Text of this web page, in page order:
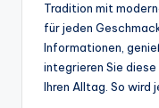
Tradition mit
für jeden
Informationen,
integrieren Sie
Ihren Alltag. So wird